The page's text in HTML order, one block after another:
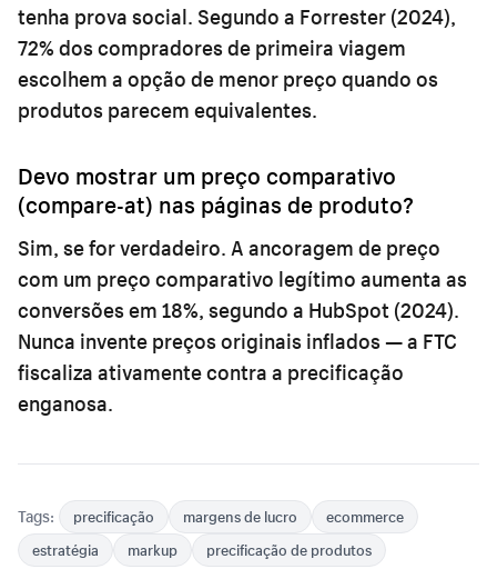
tenha prova social. Segundo a Forrester (2024),
72% dos compradores de primeira viagem
escolhem a opção de menor preço quando os
produtos parecem equivalentes.
Devo mostrar um preço comparativo
(compare-at) nas páginas de produto?
Sim, se for verdadeiro. A ancoragem de preço
com um preço comparativo legítimo aumenta as
conversões em 18%, segundo a HubSpot (2024).
Nunca invente preços originais inflados — a FTC
fiscaliza ativamente contra a precificação
enganosa.
Tags: precificação margens de lucro
ecommerce
estratégia
markup precificação de produtos